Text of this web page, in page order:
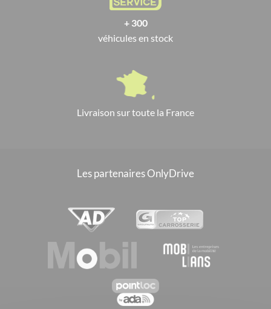
+ 300
véhicules en stock
Livraison sur toute la France
Les partenaires OnlyDrive